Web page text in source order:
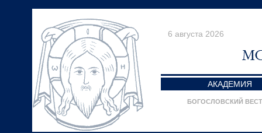
6 августа 2026
АКАДЕМИЯ
БОГОСЛОВСКИЙ